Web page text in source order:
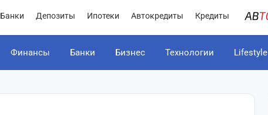
Банки Депозиты Ипотеки Автокредиты Кредиты
Финансы Банки Бизнес Технологии Lifestyle